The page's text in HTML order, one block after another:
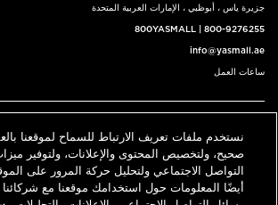
جزيرة ياس ، أبوظبي ، الإمارات العربية المتحدة
800YASMALL 800-9276255
info@yasmall.ae
ساعات العمل
English حدد موقعنا اتصل
نستخدم ملفات تعريف الارتباط للسماح لموقعنا
صحيح، ولتخصيص المحتوى والإعلانات، ولتوفير
التواصل الاجتماعي ولتحليل حركة المرور على
أيضًا المعلومات حول استخدامك موقعنا مع